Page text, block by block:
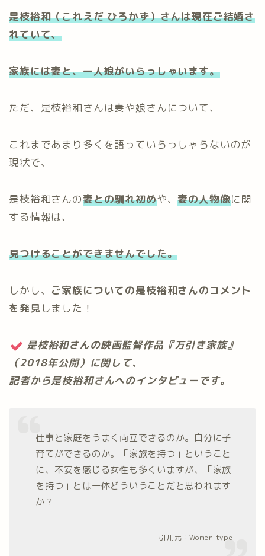
是枝裕和（これえだ ひろかず）さんは現在ご結婚さ
れていて、
家族には妻と、一人娘がいらっしゃいます。
ただ、是枝裕和さんは妻や娘さんについて、
これまであまり多くを語っていらっしゃらないのが
現状で、
是枝裕和さんの妻との馴れ初めや、妻の人物像に関
する情報は、
見つけることができませんでした。
しかし、 ご家族についての是枝裕和さんのコメント
を発見 しました！
是枝裕和さんの映画監督作品『万引き家族』
（2018年公開）に関して、
記者から是枝裕和さんへのインタビューです。
仕事と家庭をうまく両立できるのか。自分に子
育てができるのか。「家族を持つ」ということ
に、不安を感じる女性も多くいますが、「家族
を持つ」とは一体どういうことだと思われます
か？
引用元：Women type